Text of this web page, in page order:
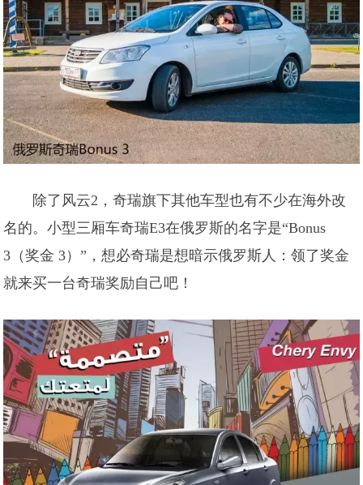
除了风云2，奇瑞旗下其他车型也有不少在海外改
名的。小型三厢车奇瑞E3在俄罗斯的名字是“Bonus
3（奖金 3）”，想必奇瑞是想暗示俄罗斯人：领了奖金
就来买一台奇瑞奖励自己吧！